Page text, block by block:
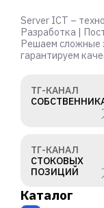
Server ICT –
Разработка |
Решаем сложные
гарантируем
ТГ-КАНАЛ
ТГ-КАНАЛ
СТОКОВЫХ
ПОЗИЦИЙ
Каталог